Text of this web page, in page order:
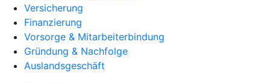
Versicherung
Finanzierung
Vorsorge & Mitarbeiterbindung
Gründung & Nachfolge
Auslandsgeschäft